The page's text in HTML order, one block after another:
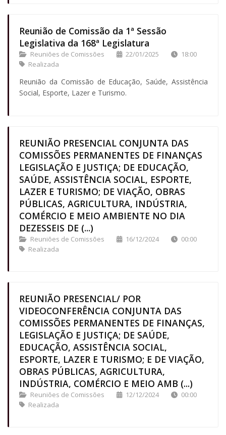
Reunião de Comissão da 1ª Sessão
Legislativa da 168ª Legislatura
Reuniões de Comissões 22/01/2025
18:00
Realizada
Reunião da Comissão de Educação, Saúde, Assistência
Social, Esporte, Lazer e Turismo.
REUNIÃO PRESENCIAL CONJUNTA DAS
COMISSÕES PERMANENTES DE FINANÇAS
LEGISLAÇÃO E JUSTIÇA; DE EDUCAÇÃO,
SAÚDE, ASSISTÊNCIA SOCIAL, ESPORTE,
LAZER E TURISMO; DE VIAÇÃO, OBRAS
PÚBLICAS, AGRICULTURA, INDÚSTRIA,
COMÉRCIO E MEIO AMBIENTE NO DIA
DEZESSEIS DE (...)
Reuniões de Comissões 16/12/2024
00:00
Realizada
REUNIÃO PRESENCIAL/ POR
VIDEOCONFERÊNCIA CONJUNTA DAS
COMISSÕES PERMANENTES DE FINANÇAS,
LEGISLAÇÃO E JUSTIÇA; DE SAÚDE,
EDUCAÇÃO, ASSISTÊNCIA SOCIAL,
ESPORTE, LAZER E TURISMO; E DE VIAÇÃO,
OBRAS PÚBLICAS, AGRICULTURA,
INDÚSTRIA, COMÉRCIO E MEIO AMB (...)
Reuniões de Comissões 12/12/2024
00:00
Realizada